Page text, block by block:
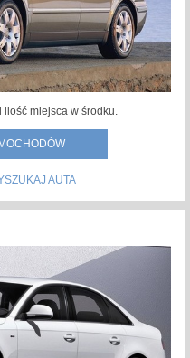
miejsca w środku.
AUTA